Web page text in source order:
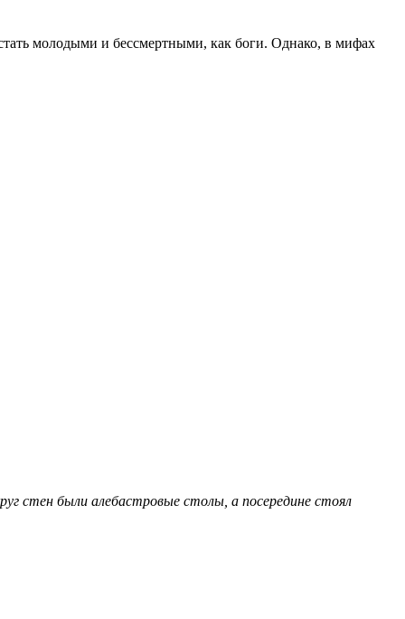
молодыми и бессмертными, как боги. Однако, в мифах
стен были алебастровые столы, а посередине стоял